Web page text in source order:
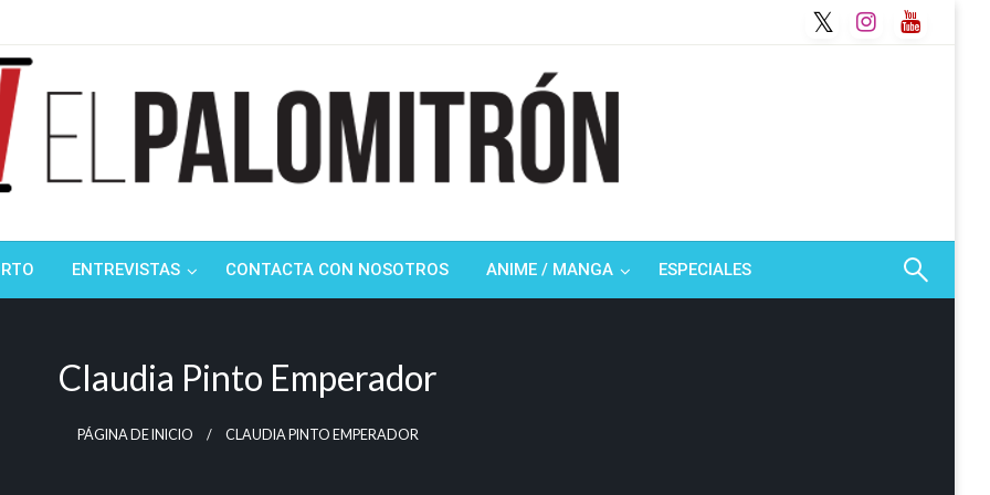
ENTREVISTAS CONTACTA CON NOSOTROS ANIME / MANGA ESPECIALES
Claudia Pinto Emperador
PÁGINA DE INICIO CLAUDIA PINTO EMPERADOR